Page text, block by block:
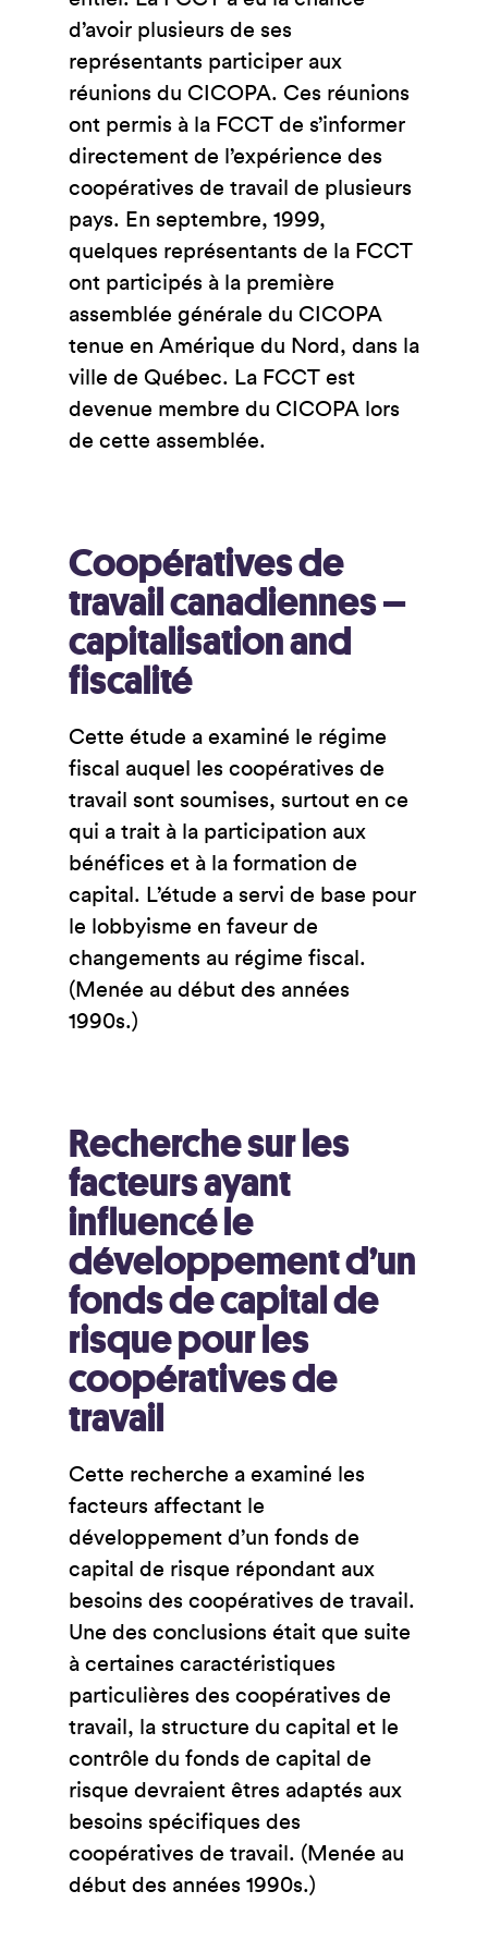
d’avoir plusieurs de ses
représentants participer aux
réunions du CICOPA. Ces réunions
ont permis à la FCCT de s’informer
directement de l’expérience des
coopératives de travail de plusieurs
pays. En septembre, 1999,
quelques représentants de la FCCT
ont participés à la première
assemblée générale du CICOPA
tenue en Amérique du Nord, dans la
ville de Québec. La FCCT est
devenue membre du CICOPA lors
de cette assemblée.
Coopératives de
travail canadiennes –
capitalisation and
fiscalité
Cette étude a examiné le régime
fiscal auquel les coopératives de
travail sont soumises, surtout en ce
qui a trait à la participation aux
bénéfices et à la formation de
capital. L’étude a servi de base pour
le lobbyisme en faveur de
changements au régime fiscal.
(Menée au début des années
1990s.)
Recherche sur les
facteurs ayant
influencé le
développement d’un
fonds de capital de
risque pour les
coopératives de
travail
Cette recherche a examiné les
facteurs affectant le
développement d’un fonds de
capital de risque répondant aux
besoins des coopératives de travail.
Une des conclusions était que suite
à certaines caractéristiques
particulières des coopératives de
travail, la structure du capital et le
contrôle du fonds de capital de
risque devraient êtres adaptés aux
besoins spécifiques des
coopératives de travail. (Menée au
début des années 1990s.)